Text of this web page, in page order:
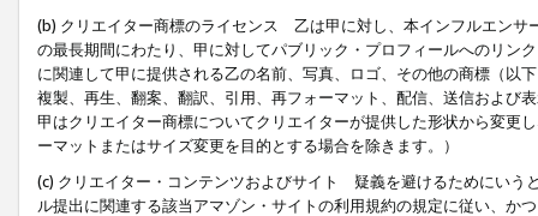
(b) クリエイター商標のライセンス 乙は甲に対し、本インフルエンサ
の最長期間にわたり、甲に対してパブリック・プロフィールへのリン
に関連して甲に提供される乙の名前、写真、ロゴ、その他の商標（以
複製、再生、翻案、翻訳、引用、再フォーマット、配信、送信および
甲はクリエイター商標についてクリエイターが提供した形状から変更
ーマットまたはサイズ変更を目的とする場合を除きます。）
(c) クリエイター・コンテンツおよびサイト 疑義を避けるためにいう
ル提出に関連する該当アマゾン・サイトの利用規約の規定に従い、か